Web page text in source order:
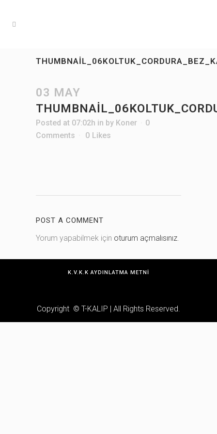
03 MAY
Posted at 07:02h in by Koner
0
Comments
0 Likes
POST A COMMENT
Yorum yapabilmek için oturum açmalısınız.
K.V.K.K AYDINLATMA METNI
Copyright © T-KALIP | All Rights Reserved.